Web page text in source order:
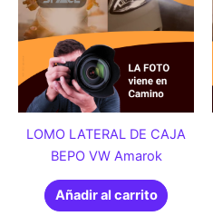
LOMO LATERAL DE CAJA
BEPO VW Amarok
Añadir al carrito